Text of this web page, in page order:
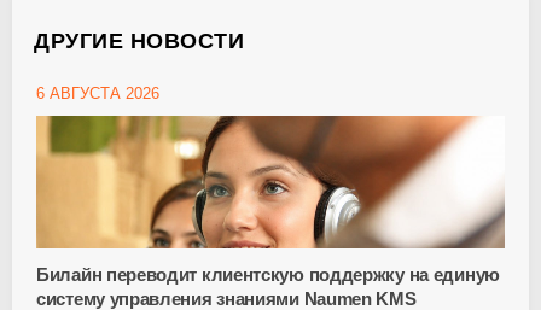
ДРУГИЕ НОВОСТИ
6 АВГУСТА 2026
Билайн переводит клиентскую поддержку на единую
систему управления знаниями Naumen KMS